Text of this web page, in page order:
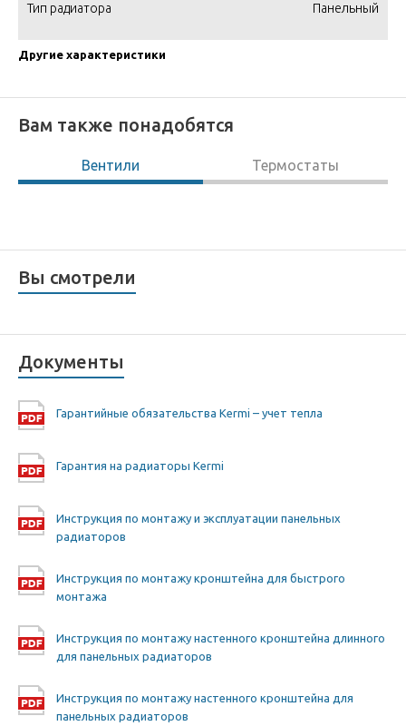
Тип радиатора Панельный
Другие характеристики
Вам также понадобятся
Вентили Термостаты
Вы смотрели
Документы
Гарантийные обязательства Kermi – учет тепла
Гарантия на радиаторы Kermi
Инструкция по монтажу и эксплуатации панельных
радиаторов
Инструкция по монтажу кронштейна для быстрого
монтажа
Инструкция по монтажу настенного кронштейна длинного
для панельных радиаторов
Инструкция по монтажу настенного кронштейна для
панельных радиаторов